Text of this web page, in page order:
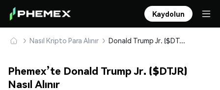
Kaydolun
Nasıl Kripto Para Alınır Donald Trump Jr. ($DTJR) Güvenle Satın Alın ve Saklayın
Phemex’te Donald Trump Jr. ($DTJR)
Nasıl Alınır